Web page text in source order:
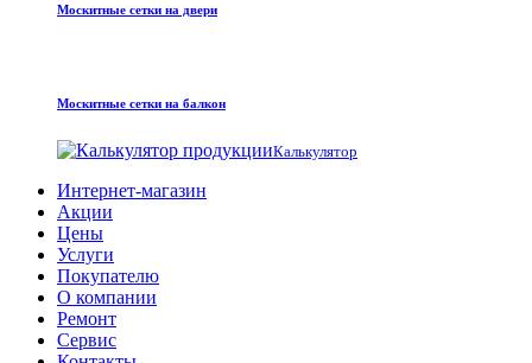
Москитные сетки на двери
Москитные сетки на балкон
Калькулятор
Интернет-магазин
Акции
Цены
Услуги
Покупателю
О компании
Ремонт
Сервис